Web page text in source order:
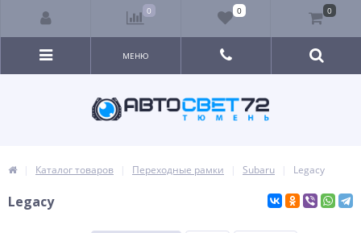
МЕНЮ
Каталог товаров Переходные рамки Subaru Legacy
Legacy
0 0 0